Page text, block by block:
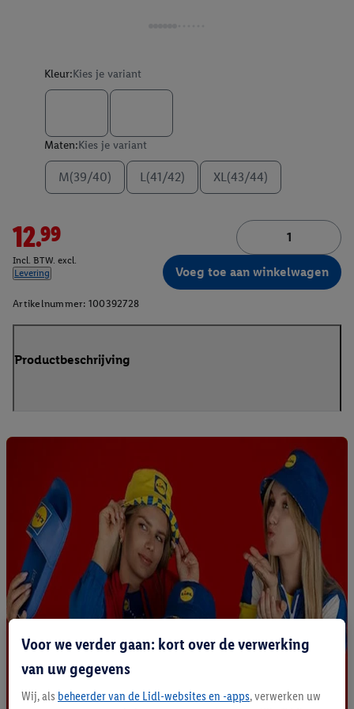
Kleur:Kies je variant
Maten:Kies je variant
M(39/40) L(41/42) XL(43/44)
12.99
Incl. BTW. excl.
Levering
Voeg toe aan winkelwagen
Artikelnummer: 100392728
Productbeschrijving
Voor we verder gaan: kort over de verwerking
van uw gegevens
Wij, als beheerder van de Lidl-websites en -apps, verwerken uw